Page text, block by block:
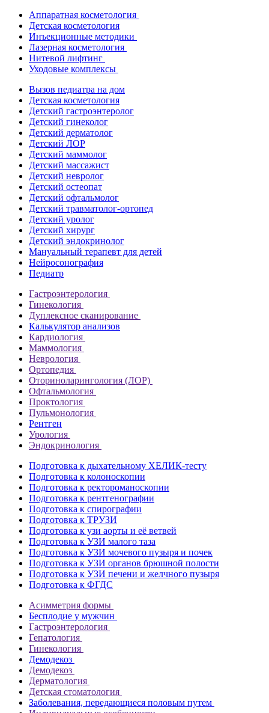
Аппаратная косметология
Детская косметология
Инъекционные методики
Лазерная косметология
Нитевой лифтинг
Уходовые комплексы
Вызов педиатра на дом
Детская косметология
Детский гастроэнтеролог
Детский гинеколог
Детский дерматолог
Детский ЛОР
Детский маммолог
Детский массажист
Детский невролог
Детский остеопат
Детский офтальмолог
Детский травматолог-ортопед
Детский уролог
Детский хирург
Детский эндокринолог
Мануальный терапевт для детей
Нейросонография
Педиатр
Гастроэнтерология
Гинекология
Дуплексное сканирование
Калькулятор анализов
Кардиология
Маммология
Неврология
Ортопедия
Оториноларингология (ЛОР)
Офтальмология
Проктология
Пульмонология
Рентген
Урология
Эндокринология
Подготовка к дыхательному ХЕЛИК-тесту
Подготовка к колоноскопии
Подготовка к ректороманоскопии
Подготовка к рентгенографии
Подготовка к спирографии
Подготовка к ТРУЗИ
Подготовка к узи аорты и её ветвей
Подготовка к УЗИ малого таза
Подготовка к УЗИ мочевого пузыря и почек
Подготовка к УЗИ органов брюшной полости
Подготовка к УЗИ печени и желчного пузыря
Подготовка к ФГДС
Асимметрия формы
Бесплодие у мужчин
Гастроэнтерология
Гепатология
Гинекология
Демодекоз
Демодекоз
Дерматология
Детская стоматология
Заболевания, передающиеся половым путем